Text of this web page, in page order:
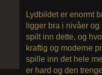
Lydbildet er enormt
ligger bra i nivåer
spilt inn dette, og
kraftig og moderne
spille inn det hele
er hard og den